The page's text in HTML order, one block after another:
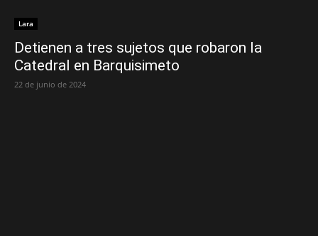
Lara
Detienen a tres sujetos que robaron la
Catedral en Barquisimeto
22 de junio de 2024